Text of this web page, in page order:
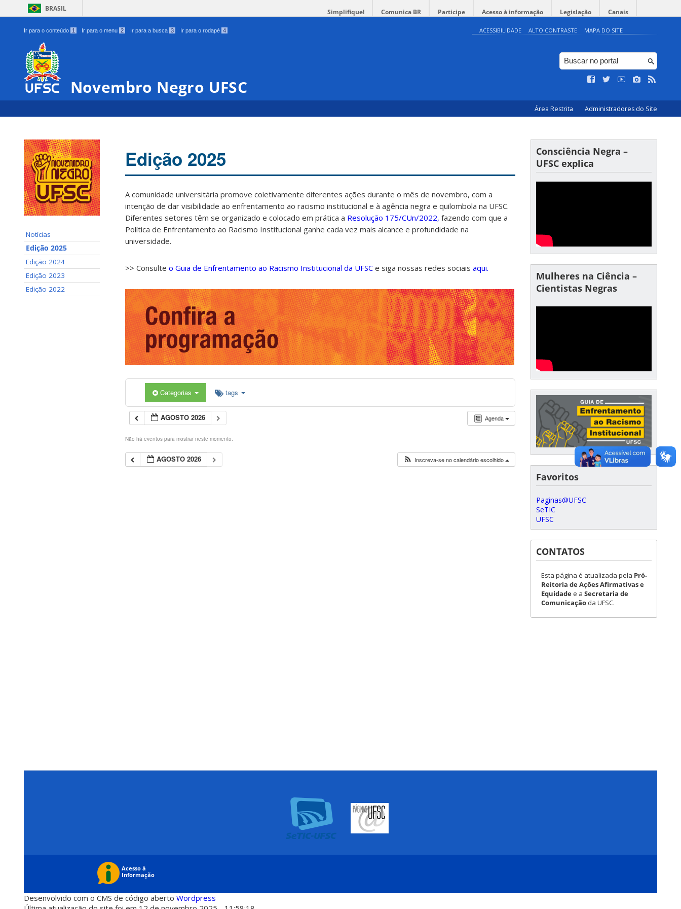
BRASIL Simplifique! Comunica BR Participe Acesso à informação Legislação Canais
Ir para o conteúdo 1 Ir para o menu 2 Ir para a busca 3 Ir para o rodapé 4 ACESSIBILIDADE ALTO CONTRASTE MAPA DO SITE
Novembro Negro UFSC
Área Restrita Administradores do Site
Notícias
Edição 2025
Edição 2024
Edição 2023
Edição 2022
Edição 2025
A comunidade universitária promove coletivamente diferentes ações durante o mês de novembro, com a
intenção de dar visibilidade ao enfrentamento ao racismo institucional e à agência negra e quilombola na UFSC.
Diferentes setores têm se organizado e colocado em prática a Resolução 175/CUn/2022, fazendo com que a
Política de Enfrentamento ao Racismo Institucional ganhe cada vez mais alcance e profundidade na
universidade.
>> Consulte o Guia de Enfrentamento ao Racismo Institucional da UFSC e siga nossas redes sociais aqui.
Categorias tags
Agenda
AGOSTO 2026
Não há eventos para mostrar neste momento.
AGOSTO 2026 Inscreva-se no calendário escolhido
Consciência Negra –
UFSC explica
Mulheres na Ciência –
Cientistas Negras
Favoritos
Paginas@UFSC
SeTIC
UFSC
CONTATOS
Esta página é atualizada pela Pró-
Reitoria de Ações Afirmativas e
Equidadee a Secretaria de
Comunicação da UFSC.
Desenvolvido com o CMS de código aberto Wordpress